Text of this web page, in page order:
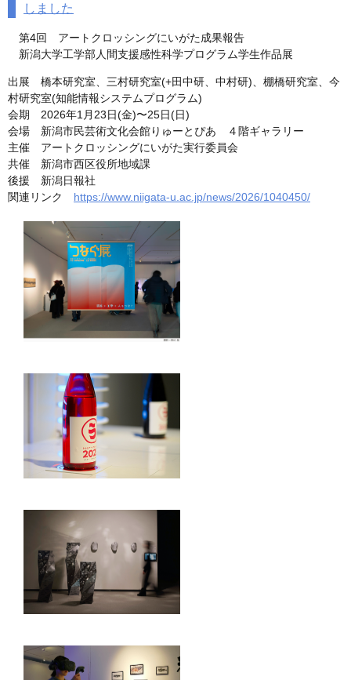
しました
第4回 アートクロッシングにいがた成果報告
新潟大学工学部人間支援感性科学プログラム学生作品展
出展 橋本研究室、三村研究室(+田中研、中村研)、棚橋研究室、今
村研究室(知能情報システムプログラム)
会期 2026年1月23日(金)〜25日(日)
会場 新潟市民芸術文化会館りゅーとぴあ ４階ギャラリー
主催 アートクロッシングにいがた実行委員会
共催 新潟市西区役所地域課
後援 新潟日報社
関連リンク https://www.niigata-u.ac.jp/news/2026/1040450/